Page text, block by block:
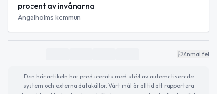
procent av invånarna
Ängelholms kommun
Anmäl fel
Den här artikeln har producerats med stöd av automatiserade
system och externa datakällor. Vårt mål är alltid att rapportera